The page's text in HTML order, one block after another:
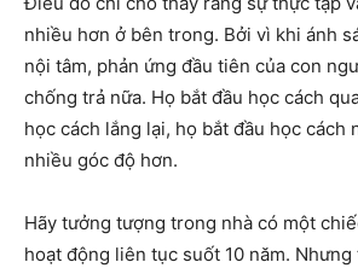
nhiều hơn ở bên trong. Bởi vì khi ánh
nội tâm, phản ứng đầu tiên của con
chống trả nữa. Họ bắt đầu học cách
học cách lắng lại, họ bắt đầu học cách
nhiều góc độ hơn.
Hãy tưởng tượng trong nhà có một
hoạt động liên tục suốt 10 năm. Nhưng